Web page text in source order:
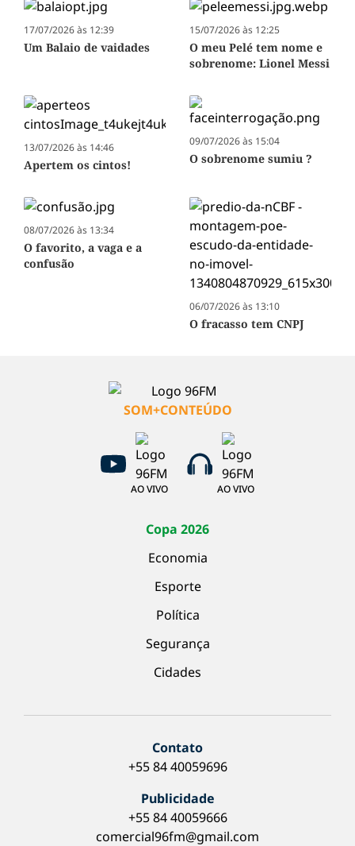
17/07/2026 às 12:39
Um Balaio de vaidades
15/07/2026 às 12:25
O meu Pelé tem nome e
sobrenome: Lionel Messi
13/07/2026 às 14:46
Apertem os cintos!
09/07/2026 às 15:04
O sobrenome sumiu ?
08/07/2026 às 13:34
O favorito, a vaga e a
confusão
06/07/2026 às 13:10
O fracasso tem CNPJ
SOM+CONTEÚDO
AO VIVO AO VIVO
Copa 2026
Economia
Esporte
Política
Segurança
Cidades
Contato
+55 84 40059696
Publicidade
+55 84 40059666
comercial96fm@gmail.com